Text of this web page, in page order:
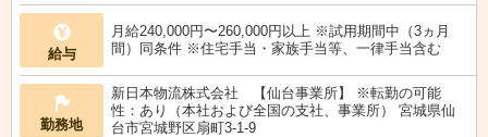
給与
月給240,000円〜260,000円以上 ※試用期間中（3ヵ月
間）同条件 ※住宅手当・家族手当等、一律手当含む
勤務地
新日本物流株式会社 【仙台事業所】 ※転勤の可能
性：あり（本社および全国の支社、事業所） 宮城県仙
台市宮城野区扇町3-1-9